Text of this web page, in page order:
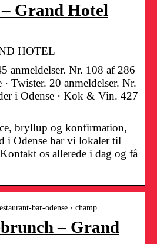
Grand Hotel
HOTEL
anmeldelser. Nr. 108 af 286
· Twister. 20 anmeldelser. Nr.
i Odense · Kok & Vin. 427
bryllup og konfirmation,
i Odense har vi lokaler til
os allerede i dag og få
bar-odense › champ…
– Grand